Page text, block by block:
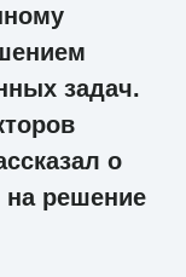
задач.
о
на решение